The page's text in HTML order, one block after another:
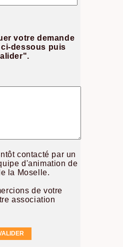
votre demande
dessous puis
contacté par un
d'animation de
la Moselle.
de votre
association